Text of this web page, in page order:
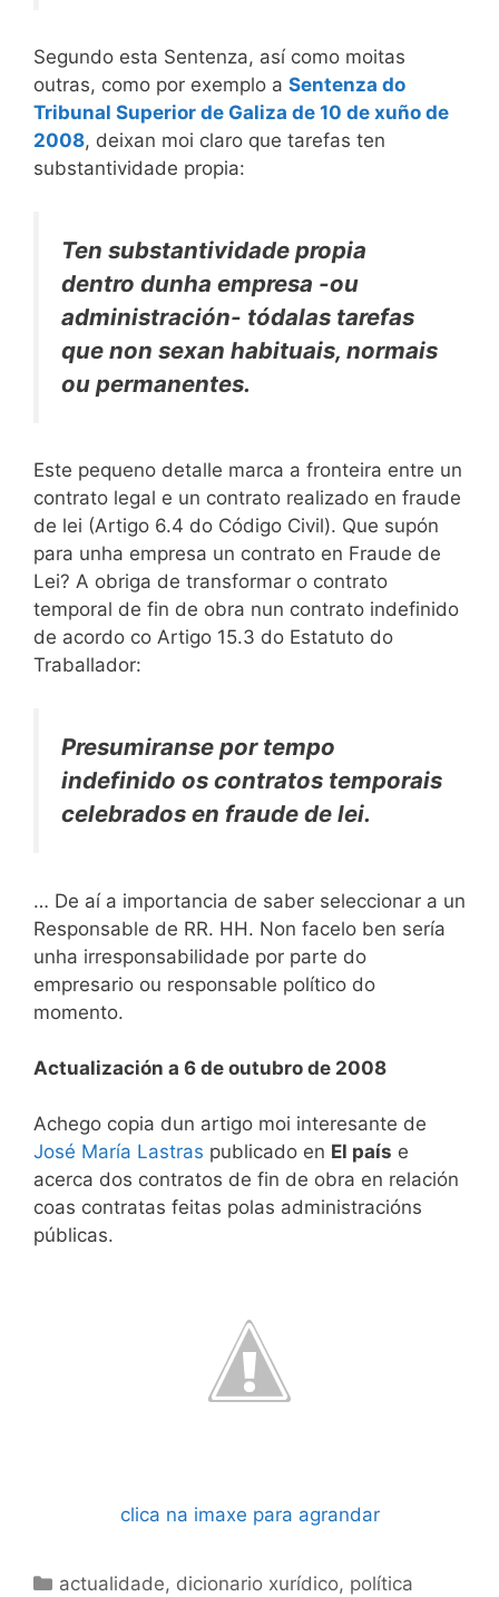
Segundo esta Sentenza, así como moitas
outras, como por exemplo a Sentenza do
Tribunal Superior de Galiza de 10 de xuño de
2008, deixan moi claro que tarefas ten
substantividade propia:
Ten substantividade propia
dentro dunha empresa -ou
administración- tódalas tarefas
que non sexan habituais, normais
ou permanentes.
Este pequeno detalle marca a fronteira entre un
contrato legal e un contrato realizado en fraude
de lei (Artigo 6.4 do Código Civil). Que supón
para unha empresa un contrato en Fraude de
Lei? A obriga de transformar o contrato
temporal de fin de obra nun contrato indefinido
de acordo co Artigo 15.3 do Estatuto do
Traballador:
Presumiranse por tempo
indefinido os contratos temporais
celebrados en fraude de lei.
… De aí a importancia de saber seleccionar a un
Responsable de RR. HH. Non facelo ben sería
unha irresponsabilidade por parte do
empresario ou responsable político do
momento.
Actualización a 6 de outubro de 2008
Achego copia dun artigo moi interesante de
José María Lastras publicado en El país e
acerca dos contratos de fin de obra en relación
coas contratas feitas polas administracións
públicas.
clica na imaxe para agrandar
Categorías
actualidade, dicionario xurídico, política